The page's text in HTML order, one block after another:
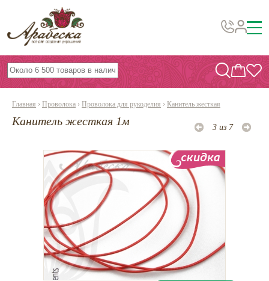
Бусины, подвески, декор
Бисер
Проволока
Инструменты и материалы
Эпоксидная смола
Шнуры, ленты, нитки
По темам и сезонам
Бисер TOHO
Главная › Проволока › Проволока для рукоделия › Канитель жесткая
Канитель жесткая 1м 3 из 7